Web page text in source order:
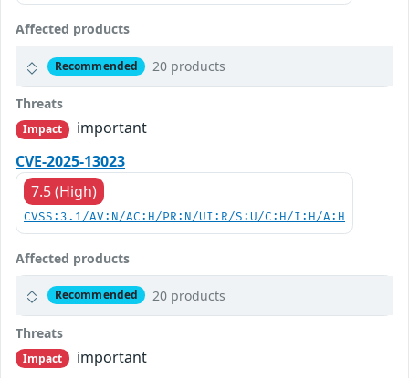
Affected products
Recommended 20 products
Threats
Impact
important
CVE-2025-13023
7.5 (High)
CVSS:3.1/AV:N/AC:H/PR:N/UI:R/S:U/C:H/I:H/A:H
Affected products
Recommended 20 products
Threats
Impact
important